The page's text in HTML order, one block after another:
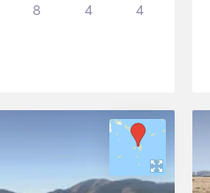
8 4 4